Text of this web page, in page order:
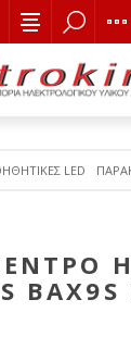
LED
BAΧ9S